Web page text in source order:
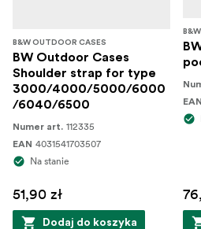
B&W OUTDOOR CASES
BW Outdoor Cases
Shoulder strap for type
3000/4000/5000/6000
/6040/6500
Numer art. 112335
EAN 4031541703507
Na stanie
51,90 zł
Dodaj do koszyka
EAN